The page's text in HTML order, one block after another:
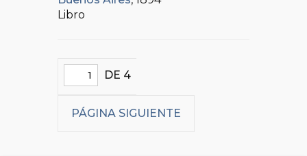
Libro
DE 4
PÁGINA SIGUIENTE